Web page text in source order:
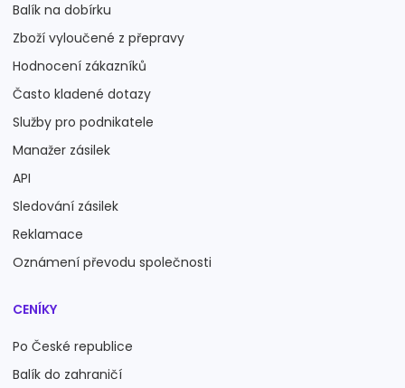
Balík na dobírku
Zboží vyloučené z přepravy
Hodnocení zákazníků
Často kladené dotazy
Služby pro podnikatele
Manažer zásilek
API
Sledování zásilek
Reklamace
Oznámení převodu společnosti
CENÍKY
Po České republice
Balík do zahraničí